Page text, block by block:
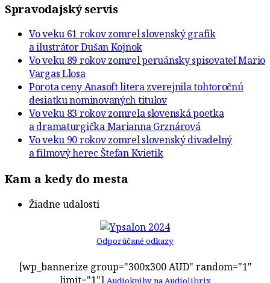
Spravodajský servis
Vo veku 61 rokov zomrel slovenský grafik
a ilustrátor Dušan Kojnok
Vo veku 89 rokov zomrel peruánsky spisovateľ Mario
Vargas Llosa
Porota ceny Anasoft litera zverejnila tohtoročnú
desiatku nominovaných titulov
Vo veku 83 rokov zomrela slovenská poetka
a dramaturgička Marianna Grznárová
Vo veku 90 rokov zomrel slovenský divadelný
a filmový herec Štefan Kvietik
Kam a kedy do mesta
Žiadne udalosti
Odporúčané odkazy
[wp_bannerize group="300x300 AUD" random="1"
limit="1"] Audioknihy na Audiolibrix